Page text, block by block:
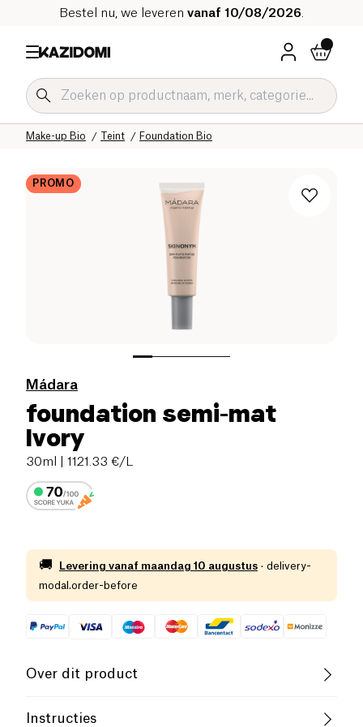
Bestel nu, we leveren vanaf 10/08/2026
Foundation Bio
Teint
Make-up Bio
Hygiëne & Schoonheid
Onze biologische catalogus
Home
PROMO
Mádara
foundation semi-mat
Ivory
30ml | 1121.33 €/L
🚚 Levering vanaf maandag 10 augustus · delivery-
modal.order-before
Over dit product
Cruelty-Free
Instructies